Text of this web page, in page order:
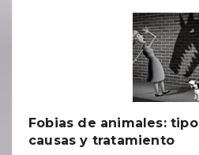
Fobias de animales:
causas y tratamiento